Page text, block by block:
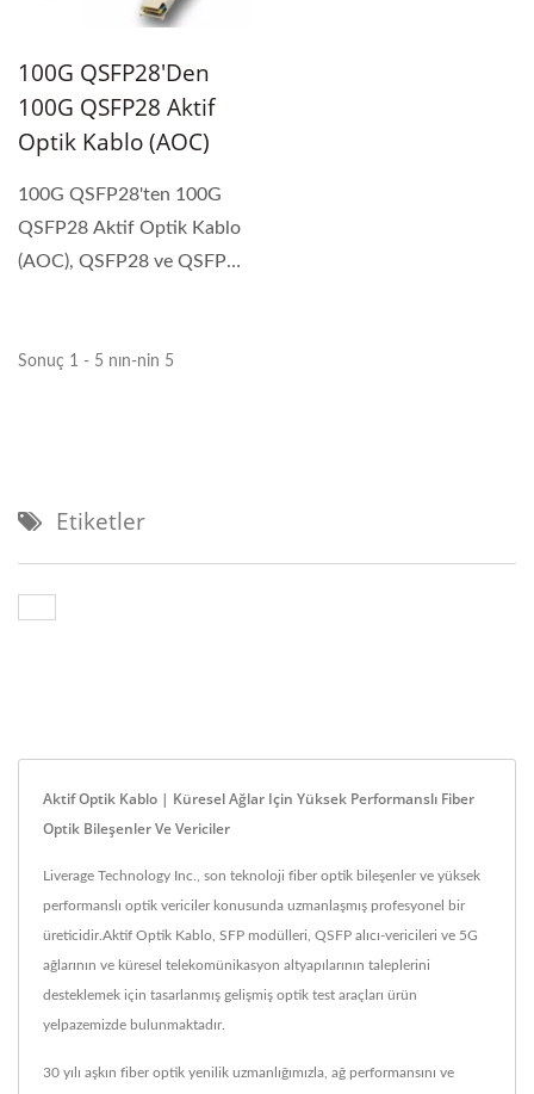
100G QSFP28'den
100G QSFP28 Aktif
Optik Kablo (AOC)
100G QSFP28'ten 100G
QSFP28 Aktif Optik Kablo
(AOC), QSFP28 ve QSFP28
Sonuç 1 - 5 nın-nin 5
Etiketler
Aktif Optik Kablo | Küresel Ağlar Için Yüksek Performanslı Fiber
Optik Bileşenler Ve Vericiler
Liverage Technology Inc., son teknoloji fiber optik bileşenler ve yüksek
performanslı optik vericiler konusunda uzmanlaşmış profesyonel bir
üreticidir.Aktif Optik Kablo, SFP modülleri, QSFP alıcı-vericileri ve 5G
ağlarının ve küresel telekomünikasyon altyapılarının taleplerini
desteklemek için tasarlanmış gelişmiş optik test araçları ürün
yelpazemizde bulunmaktadır.
30 yılı aşkın fiber optik yenilik uzmanlığımızla, ağ performansını ve